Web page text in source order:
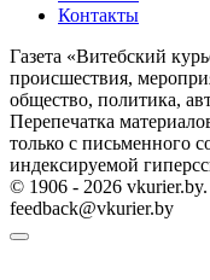
Контакты
Газета «Витебский
происшествия,
общество, политика,
Перепечатка
только с письменного
индексируемой
© 1906 - 2026
feedback@vkurier.by